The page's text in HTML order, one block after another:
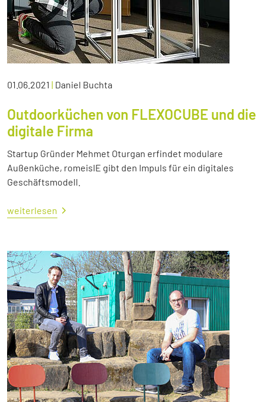
01.06.2021 | Daniel Buchta
Outdoorküchen von FLEXOCUBE und die
digitale Firma
Startup Gründer Mehmet Oturgan erfindet modulare
Außenküche, romeisIE gibt den Impuls für ein digitales
Geschäftsmodell.
weiterlesen